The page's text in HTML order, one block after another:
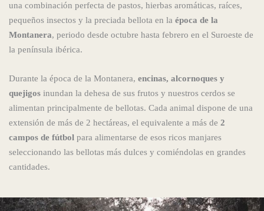
una combinación perfecta de pastos, hierbas aromáticas, raíces,
pequeños insectos y la preciada bellota en la época de la
Montanera, periodo desde octubre hasta febrero en el Suroeste de
la península ibérica.
Durante la época de la Montanera, encinas, alcornoques y
quejigos inundan la dehesa de sus frutos y nuestros cerdos se
alimentan principalmente de bellotas. Cada animal dispone de una
extensión de más de 2 hectáreas, el equivalente a más de 2
campos de fútbol para alimentarse de esos ricos manjares
seleccionando las bellotas más dulces y comiéndolas en grandes
cantidades.